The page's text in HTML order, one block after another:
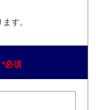
す。
*必須